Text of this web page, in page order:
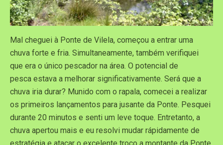
Mal cheguei à Ponte de Vilela, começou a entrar uma
chuva forte e fria. Simultaneamente, também verifiquei
que era o único pescador na área. O potencial de
pesca estava a melhorar significativamente. Será que a
chuva iria durar? Munido com o rapala, comecei a realizar
os primeiros lançamentos para jusante da Ponte. Pesquei
durante 20 minutos e senti um leve toque. Entretanto, a
chuva apertou mais e eu resolvi mudar rápidamente de